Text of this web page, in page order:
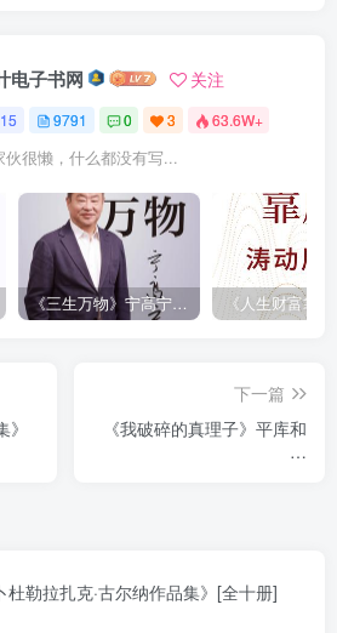
电子书网 关注
15 9791 0 3 63.6W+
伙很懒，什么都没有写...
《三生万物》宁高宁（epub+mobi+azw3+pdf）
下一篇
《我破碎的真理子》平库和
歌
杜勒拉扎克·古尔纳作品集》[全十册]